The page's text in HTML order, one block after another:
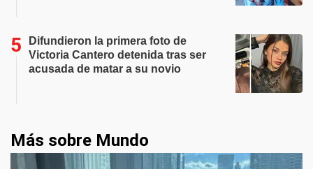
Difundieron la primera foto de
Victoria Cantero detenida tras ser
acusada de matar a su novio
Más sobre Mundo